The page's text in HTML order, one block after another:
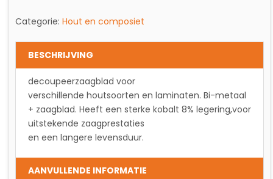
Categorie: Hout en composiet
BESCHRIJVING
decoupeerzaagblad voor
verschillende houtsoorten en laminaten. Bi-metaal
+ zaagblad. Heeft een sterke kobalt 8% legering,voor
uitstekende zaagprestaties
en een langere levensduur.
AANVULLENDE INFORMATIE